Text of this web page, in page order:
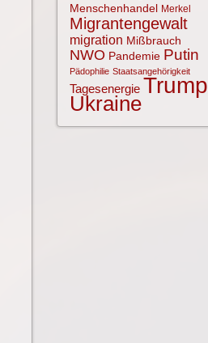
Menschenhandel Merkel
Migrantengewalt
migration Mißbrauch
NWO Pandemie Putin
Pädophilie Staatsangehörigkeit
Tagesenergie Trump
Ukraine